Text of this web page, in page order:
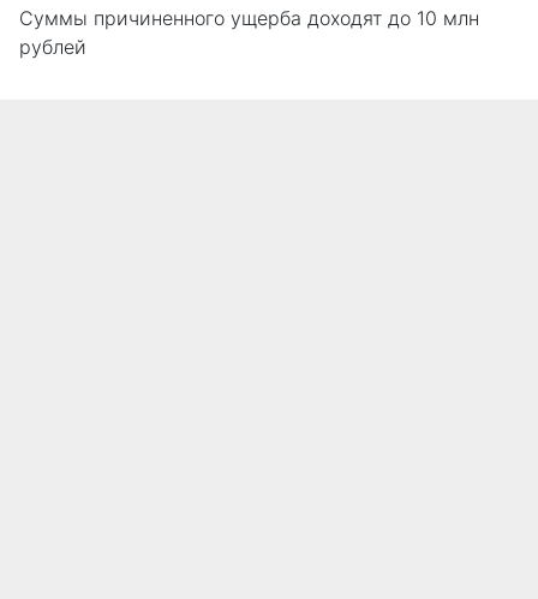
Суммы причиненного ущерба доходят до 10 млн
рублей